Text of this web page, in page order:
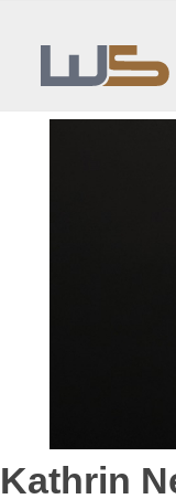
Kathrin